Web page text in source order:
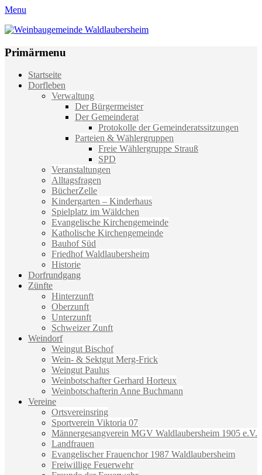
Menu
Weinbaugemeinde Waldlaubersheim
Primärmenu
Weiter
zum
Startseite
Dorfleben
Verwaltung
Der Bürgermeister
Der Gemeinderat
Protokolle der Gemeinderatssitzungen
Parteien & Wählergruppen
Freie Wählergruppe Strauß
SPD
Veranstaltungen
Alltagsfragen
BücherZelle
Kindergarten – Kinderhaus
Spielplatz im Wäldchen
Evangelische Kirchengemeinde
Katholische Kirchengemeinde
Bauhof Süd
Friedhof Waldlaubersheim
Historie
Dorfrundgang
Zünfte
Hinterzunft
Oberzunft
Unterzunft
Schweizer Zunft
Weindorf
Weingut Bischof
Wein- & Sektgut Merg-Frick
Weingut Paulus
Weinbotschafter Gerhard Horteux
Weinbotschafterin Anne Buchmann
Vereine
Ortsvereinsring
Sportverein Viktoria 07
Männergesangverein MGV Waldlaubersheim 1905 e.V.
Landfrauen
Evangelischer Frauenchor 1987 Waldlaubersheim
Freiwillige Feuerwehr